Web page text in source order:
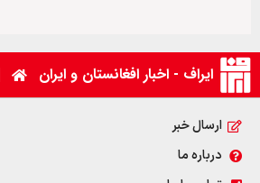
ایراف - اخبار افغانستان و ایران
ارسال خبر
درباره ما